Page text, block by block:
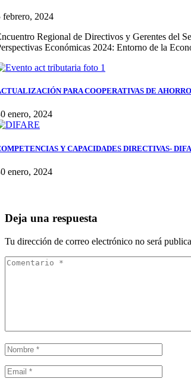
febrero, 2024
Regional de Directivos y Gerentes del
Económicas 2024: Entorno de la
PARA COOPERATIVAS DE
enero, 2024
Y CAPACIDADES DIRECTIVAS-
enero, 2024
Deja una respuesta
Tu dirección de correo electrónico no será